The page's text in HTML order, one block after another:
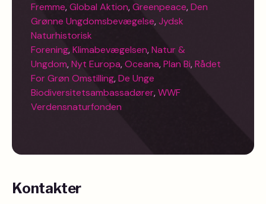
Fremme,Global Aktion,Greenpeace,Den
Grønne Ungdomsbevægelse,Jydsk
Naturhistorisk
Forening,Klimabevægelsen,Natur &
Ungdom,Nyt Europa,Oceana,Plan Bi,Rådet
For Grøn Omstilling,De Unge
Biodiversitetsambassadører,WWF
Verdensnaturfonden
Kontakter